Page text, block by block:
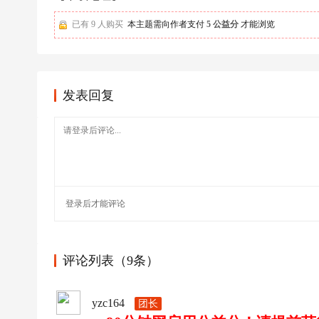
已有 9 人购买 本主题需向作者支付 5 公益分 才能浏览
发表回复
登录后才能评论
评论列表（9条）
yzc164 团长